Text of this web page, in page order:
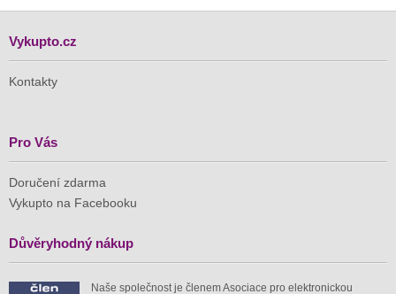
Vykupto.cz
Kontakty
Pro Vás
Doručení zdarma
Vykupto na Facebooku
Důvěryhodný nákup
Naše společnost je členem Asociace pro elektronickou